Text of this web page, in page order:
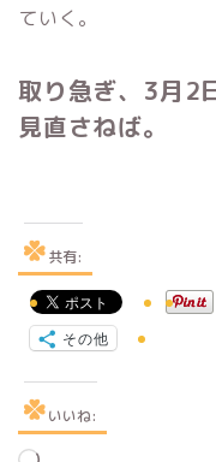
ていく。
取り急ぎ、3月2
見直さねば。
共有:
その他
いいね: